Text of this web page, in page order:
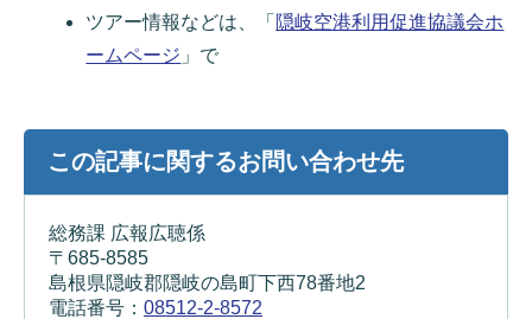
ツアー情報などは、「 隠岐空港利用促進協議会ホ
ームページ 」で
この記事に関するお問い合わせ先
総務課 広報広聴係
〒685-8585
島根県隠岐郡隠岐の島町下西78番地2
電話番号： 08512-2-8572